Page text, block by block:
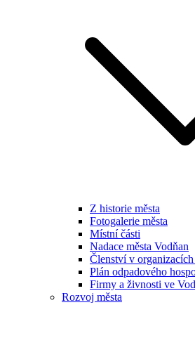
Z historie města
Fotogalerie města
Místní části
Nadace města Vodňan
Členství v organizacích
Plán odpadového
Firmy a živnosti ve
Rozvoj města